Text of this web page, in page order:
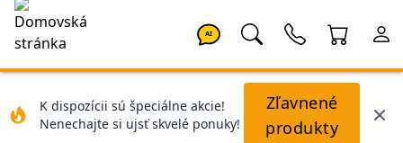
AI
K dispozícii sú špeciálne akcie!
Nenechajte si ujsť skvelé ponuky!
Zľavnené
produkty